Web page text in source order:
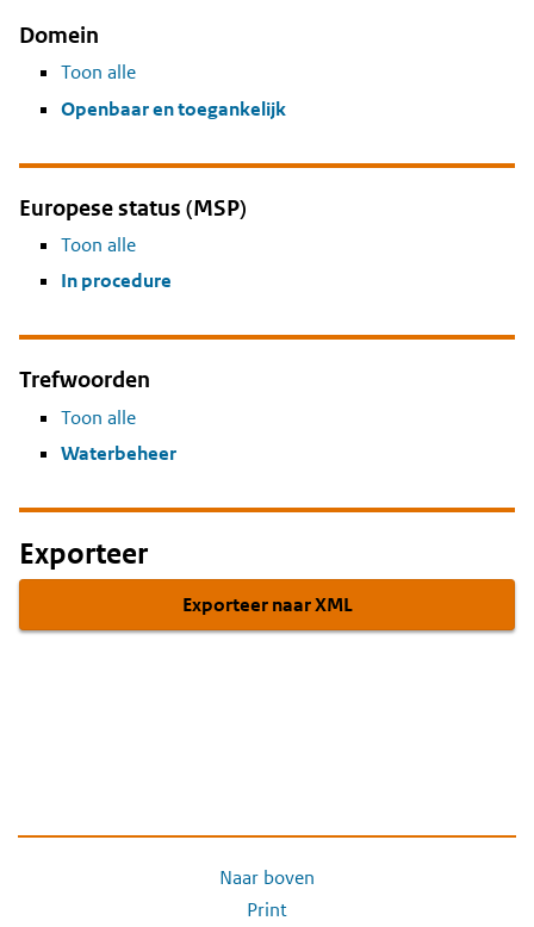
Domein
Toon alle
Openbaar en toegankelijk
Europese status (MSP)
Toon alle
In procedure
Trefwoorden
Toon alle
Waterbeheer
Exporteer
Exporteer naar XML
Naar boven
Print